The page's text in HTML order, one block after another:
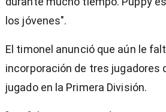
los jóvenes".
El timonel anunció que aún le
incorporación de tres jugadores
jugado en la Primera División.